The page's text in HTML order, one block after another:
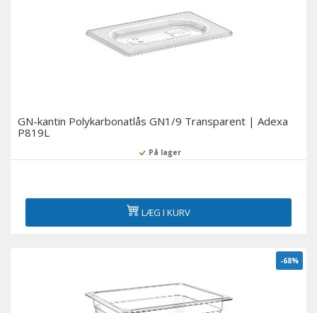
GN-kantin Polykarbonatlås GN1/9 Transparent | Adexa
P819L
På lager
LÆG I KURV
-68%